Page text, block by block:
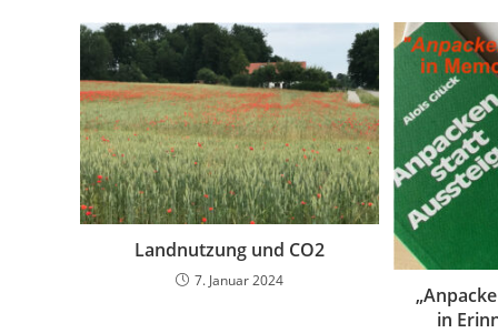
Landnutzung und CO2
7. Januar 2024
in